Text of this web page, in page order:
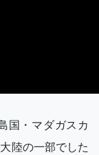
国・マダガスカ
陸の一部でした